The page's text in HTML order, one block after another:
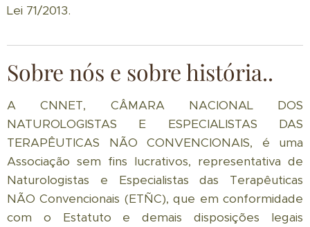
Lei 71/2013.
Sobre nós e sobre história..
A CNNET, CÂMARA NACIONAL DOS
NATUROLOGISTAS E ESPECIALISTAS DAS
TERAPÊUTICAS NÃO CONVENCIONAIS, é uma
Associação sem fins lucrativos, representativa de
Naturologistas e Especialistas das Terapêuticas
NÃO Convencionais (ETÑC), que em conformidade
com o Estatuto e demais disposições legais